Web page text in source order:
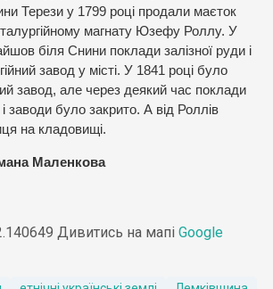
Терези у 1799 році продали маєток
магнату Юзефу Роллу. У
біля Снини поклади залізної руди і
завод у місті. У 1841 році було
завод, але через деякий час поклади
заводи було закрито. А від Роллів
на кладовищі.
Маленкова
Дивитись на мапі Google